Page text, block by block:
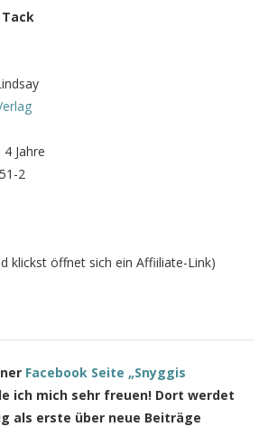
Jahre
2
klickst öffnet sich ein Affiiliate-Link)
Facebook Seite „Snyggis
ich mich sehr freuen! Dort werdet
als erste über neue Beiträge